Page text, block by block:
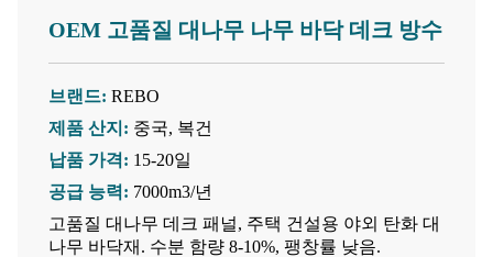
OEM 고품질 대나무 나무 바닥 데크 방수
브랜드: REBO
제품 산지: 중국, 복건
납품 가격: 15-20일
공급 능력: 7000m3/년
고품질 대나무 데크 패널, 주택 건설용 야외 탄화 대
나무 바닥재. 수분 함량 8-10%, 팽창률 낮음.